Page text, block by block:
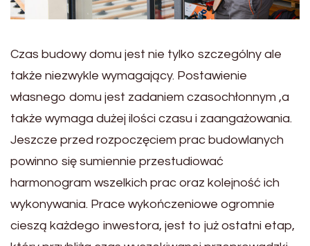
Czas budowy domu jest nie tylko szczególny ale
także niezwykle wymagający. Postawienie
własnego domu jest zadaniem czasochłonnym ,a
także wymaga dużej ilości czasu i zaangażowania.
Jeszcze przed rozpoczęciem prac budowlanych
powinno się sumiennie przestudiować
harmonogram wszelkich prac oraz kolejność ich
wykonywania. Prace wykończeniowe ogromnie
cieszą każdego inwestora, jest to już ostatni etap,